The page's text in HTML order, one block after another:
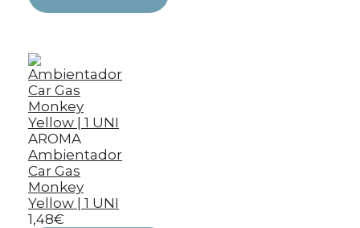
AROMA
Ambientador
Car Gas
Monkey
Yellow | 1 UNI
1,48€